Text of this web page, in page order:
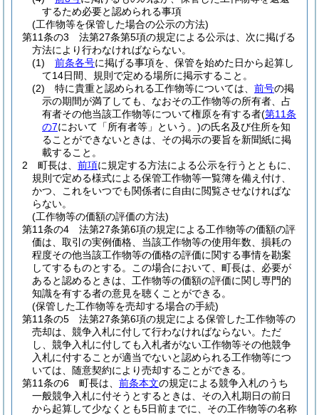
するため必要と認められる事項
(工作物等を保管した場合の公示の方法)
第11条の3
法第27条第5項の規定による公示は、次に掲げる
方法により行わなければならない。
(1)
前条各号に掲げる事項を、保管を始めた日から起算し
て14日間、規則で定める場所に掲示すること。
(2)
特に貴重と認められる工作物等については、 前号の掲
示の期間が満了しても、なおその工作物等の所有者、占
有者その他当該工作物等について権原を有する者(第11条
の7において「所有者等」という。)の氏名及び住所を知
ることができないときは、その掲示の要旨を新聞紙に掲
載すること。
2
町長は、 前項に規定する方法による公示を行うとともに、
規則で定める様式による保管工作物等一覧簿を備え付け、
かつ、これをいつでも関係者に自由に閲覧させなければな
らない。
(工作物等の価額の評価の方法)
第11条の4
法第27条第6項の規定による工作物等の価額の評
価は、取引の実例価格、当該工作物等の使用年数、損耗の
程度その他当該工作物等の価格の評価に関する事情を勘案
してするものとする。
この場合において、町長は、必要が
あると認めるときは、工作物等の価額の評価に関し専門的
知識を有する者の意見を聴くことができる。
(保管した工作物等を売却する場合の手続)
第11条の5
法第27条第6項の規定による保管した工作物等の
売却は、競争入札に付して行わなければならない。 ただ
し、競争入札に付しても入札者がない工作物等その他競争
入札に付することが適当でないと認められる工作物等につ
いては、随意契約により売却することができる。
第11条の6
町長は、 前条本文の規定による競争入札のうち
一般競争入札に付そうとするときは、その入札期日の前日
から起算して少なくとも5日前までに、その工作物等の名称